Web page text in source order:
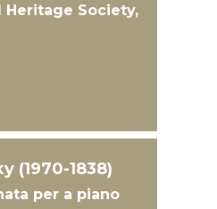
Heritage Society,
(1970-1838)
per a piano